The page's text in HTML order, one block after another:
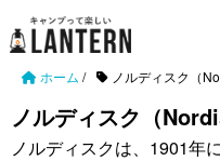
ホーム / ノルディスク（
ノルディスク（
ノルディスクは、1901年